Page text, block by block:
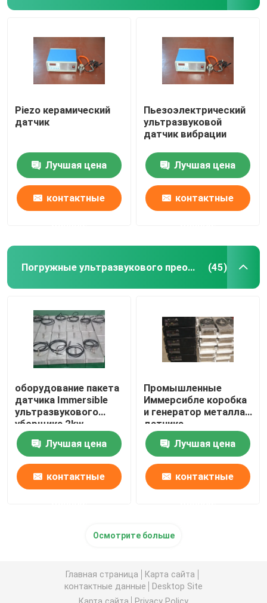
Piezo керамический
датчик
Лучшая цена
контактные
Пьезоэлектрический
ультразвуковой
датчик вибрации
Лучшая цена
контактные
Погружные ультразвукового преобразователя (45)
оборудование пакета
датчика Immersible
ультразвукового
уборщика 2kw
пьезоэлектрическое
Лучшая цена
контактные
Промышленные
Иммерсибле коробка
и генератор металла
датчика
ультразвуковой
чисткиЛучшая цена
контактные
Осмотрите больше
Главная страница
Карта сайта
контактные данные
Desktop Site
Карта сайта
Privacy Policy